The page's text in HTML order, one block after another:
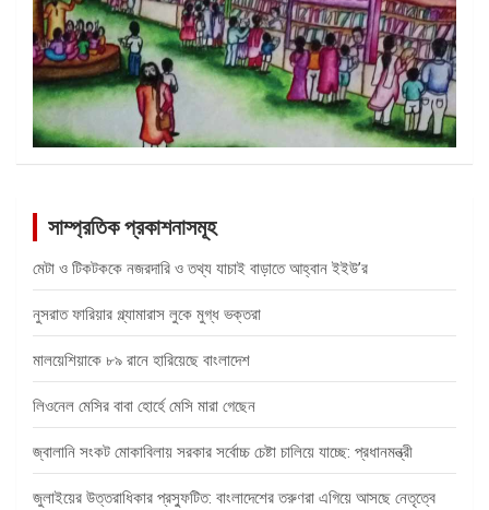
সাম্প্রতিক প্রকাশনাসমূহ
মেটা ও টিকটককে নজরদারি ও তথ্য যাচাই বাড়াতে আহ্বান ইইউ’র
নুসরাত ফারিয়ার গ্ল্যামারাস লুকে মুগ্ধ ভক্তরা
মালয়েশিয়াকে ৮৯ রানে হারিয়েছে বাংলাদেশ
লিওনেল মেসির বাবা হোর্হে মেসি মারা গেছেন
জ্বালানি সংকট মোকাবিলায় সরকার সর্বোচ্চ চেষ্টা চালিয়ে যাচ্ছে: প্রধানমন্ত্রী
জুলাইয়ের উত্তরাধিকার প্রস্ফুটিত: বাংলাদেশের তরুণরা এগিয়ে আসছে নেতৃত্বে